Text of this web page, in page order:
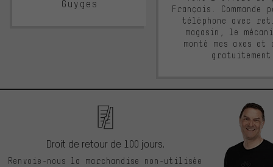
Guyges
Français. Commande
téléphone avec
magasin, le
monté mes axes et
Droit de retour de 100 jours.
Renvoie-nous la marchandise non-utilisée